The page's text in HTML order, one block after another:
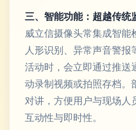
三、智能功能：超越传统
威立信摄像头常集成智能
人形识别、异常声音警报
活动时，会立即通过推送
动录制视频或拍照存档。
对讲，方便用户与现场人
互动性与即时性。